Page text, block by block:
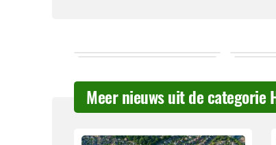
Meer nieuws uit de categorie